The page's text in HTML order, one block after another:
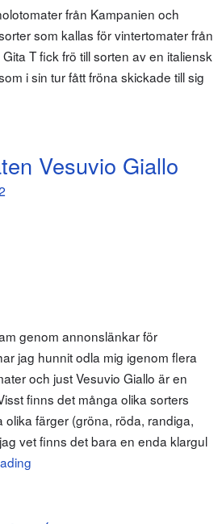
från Kampanien och
som kallas för vintertomater från
T fick frö till sorten av en italiensk
i sin tur fått fröna skickade till sig
Vesuvio Giallo
genom annonslänkar för
jag hunnit odla mig igenom flera
och just Vesuvio Giallo är en
finns det många olika sorters
olika färger (gröna, röda, randiga,
vet finns det bara en enda klargul